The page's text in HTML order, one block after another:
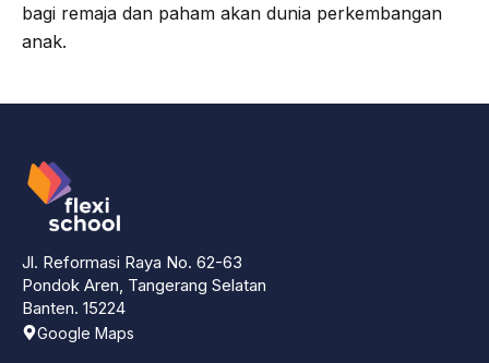
bagi remaja dan paham akan dunia perkembangan
anak.
Jl. Reformasi Raya No. 62-63
Pondok Aren, Tangerang Selatan
Banten. 15224
Google Maps